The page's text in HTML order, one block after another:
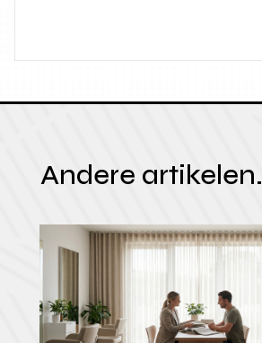
Andere artikelen.